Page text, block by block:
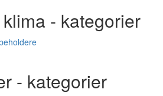
- kategorier
- kategorier